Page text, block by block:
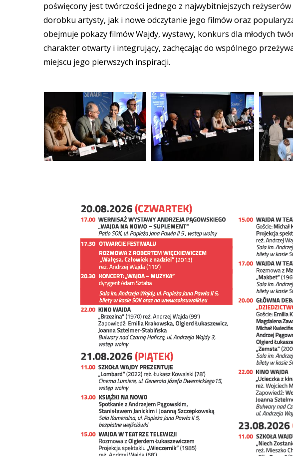
poświęcony jest twórczości jednego z najwybitniejszych
dorobku artysty, jak i nowe odczytanie jego filmów oraz
obejmuje pokazy filmów Wajdy, wystawy, konkurs dla młodych
charakter otwarty i integrujący, zachęcając do wspólnego
miejscu jego pierwszych inspiracji.